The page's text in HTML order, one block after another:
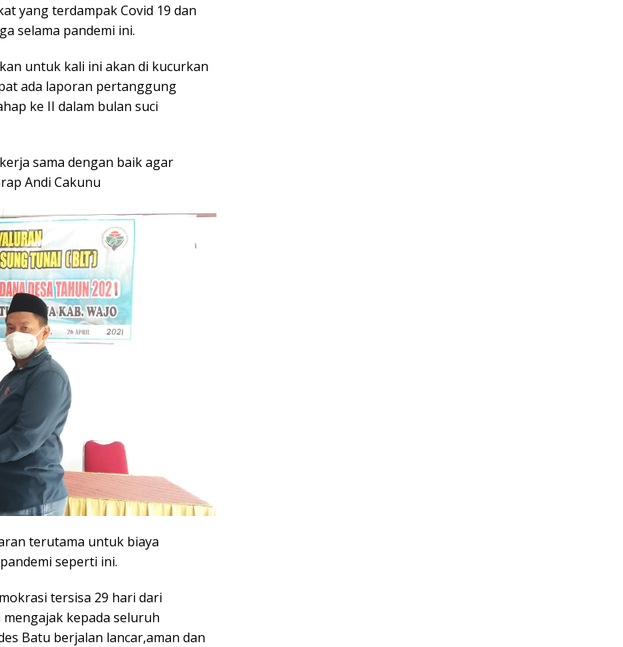
yang terdampak Covid 19 dan
selama pandemi ini.
untuk kali ini akan di kucurkan
ada laporan pertanggung
ke II dalam bulan suci
sama dengan baik agar
Andi Cakunu
terutama untuk biaya
seperti ini.
tersisa 29 hari dari
kepada seluruh
Batu berjalan lancar,aman dan